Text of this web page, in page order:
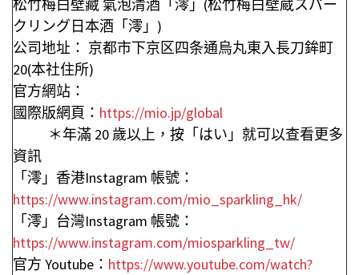
松竹梅白壁藏 氣泡清酒「澪」(松竹梅白壁蔵スパー
クリング日本酒「澪」)
公司地址： 京都市下京区四条通烏丸東入長刀鉾町
20(本社住所)
官方網站：
國際版網頁： https://mio.jp/global
＊年滿 20 歲以上，按「はい」就可以查看更多
資訊
「澪」香港Instagram 帳號：
https://www.instagram.com/mio_sparkling_hk/
「澪」台灣Instagram 帳號：
https://www.instagram.com/miosparkling_tw/
官方 Youtube： https://www.youtube.com/watch?